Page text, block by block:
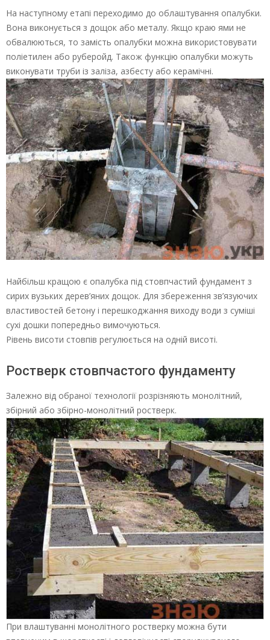
На наступному етапі переходимо до облаштування опалубки.
Вона виконується з дощок або металу. Якщо краю ями не
обвалюються, то замість опалубки можна використовувати
поліетилен або руберойд. Також функцію опалубки можуть
виконувати труби із заліза, азбесту або керамічні.
Найбільш кращою є опалубка під стовпчастий фундамент з
сирих вузьких дерев’яних дощок. Для збереження зв’язуючих
властивостей бетону і перешкоджання виходу води з суміші
сухі дошки попередньо вимочуються.
Рівень висоти стовпів регулюється на одній висоті.
Ростверк стовпчастого фундаменту
Залежно від обраної технології розрізняють монолітний,
збірний або збірно-монолітний ростверк.
При влаштуванні монолітного ростверку можна бути